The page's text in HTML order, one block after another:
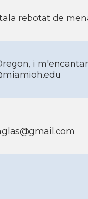
rebotat de
i